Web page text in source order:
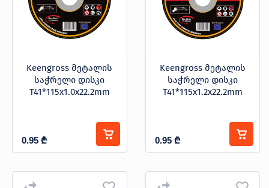
Keengross მეტალის
საჭრელი დისკი
T41*115x1.0x22.2mm
0.95 ₾
Keengross მეტალის
საჭრელი დისკი
T41*115x1.2x22.2mm
0.95 ₾
პროდუქცია
შეთავაზებები ბრენდები
ქსელები